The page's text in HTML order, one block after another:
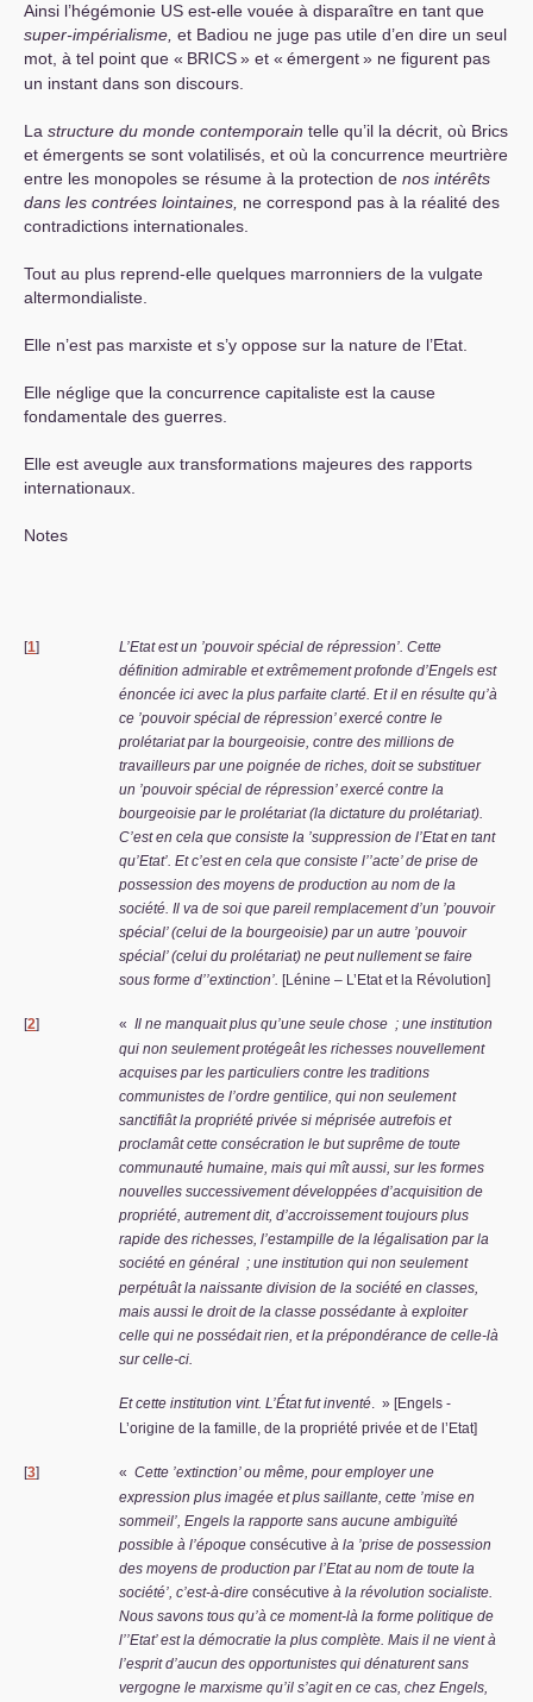
Ainsi l’hégémonie US est-elle vouée à disparaître en tant que
super-impérialisme, et Badiou ne juge pas utile d’en dire un seul
mot, à tel point que « BRICS» et « émergent» ne figurent pas
un instant dans son discours.
La structure du monde contemporain telle qu’il la décrit, où Brics
et émergents se sont volatilisés, et où la concurrence meurtrière
entre les monopoles se résume à la protection de nos intérêts
dans les contrées lointaines, ne correspond pas à la réalité des
contradictions internationales.
Tout au plus reprend-elle quelques marronniers de la vulgate
altermondialiste.
Elle n’est pas marxiste et s’y oppose sur la nature de l’Etat.
Elle néglige que la concurrence capitaliste est la cause
fondamentale des guerres.
Elle est aveugle aux transformations majeures des rapports
internationaux.
Notes
[1]
L’Etat est un ’pouvoir spécial de répression’. Cette
définition admirable et extrêmement profonde d’Engels est
énoncée ici avec la plus parfaite clarté. Et il en résulte qu’à
ce ’pouvoir spécial de répression’ exercé contre le
prolétariat par la bourgeoisie, contre des millions de
travailleurs par une poignée de riches, doit se substituer
un ’pouvoir spécial de répression’ exercé contre la
bourgeoisie par le prolétariat (la dictature du prolétariat).
C’est en cela que consiste la ’suppression de l’Etat en tant
qu’Etat’. Et c’est en cela que consiste l’’acte’ de prise de
possession des moyens de production au nom de la
société. Il va de soi que pareil remplacement d’un ’pouvoir
spécial’ (celui de la bourgeoisie) par un autre ’pouvoir
spécial’ (celui du prolétariat) ne peut nullement se faire
sous forme d’’extinction’. [Lénine – L’Etat et la Révolution]
[2] « Il ne manquait plus qu’une seule chose ; une institution
qui non seulement protégeât les richesses nouvellement
acquises par les particuliers contre les traditions
communistes de l’ordre gentilice, qui non seulement
sanctifiât la propriété privée si méprisée autrefois et
proclamât cette consécration le but suprême de toute
communauté humaine, mais qui mît aussi, sur les formes
nouvelles successivement développées d’acquisition de
propriété, autrement dit, d’accroissement toujours plus
rapide des richesses, l’estampille de la légalisation par la
société en général ; une institution qui non seulement
perpétuât la naissante division de la société en classes,
mais aussi le droit de la classe possédante à exploiter
celle qui ne possédait rien, et la prépondérance de celle-là
sur celle-ci.
Et cette institution vint. L’État fut inventé. » [Engels -
L’origine de la famille, de la propriété privée et de l’Etat]
[3] « Cette ’extinction’ ou même, pour employer une
expression plus imagée et plus saillante, cette ’mise en
sommeil’, Engels la rapporte sans aucune ambiguïté
possible à l’époque consécutive à la ’prise de possession
des moyens de production par l’Etat au nom de toute la
société’, c’est-à-dire consécutive à la révolution socialiste.
Nous savons tous qu’à ce moment-là la forme politique de
l’’Etat’ est la démocratie la plus complète. Mais il ne vient à
l’esprit d’aucun des opportunistes qui dénaturent sans
vergogne le marxisme qu’il s’agit en ce cas, chez Engels,